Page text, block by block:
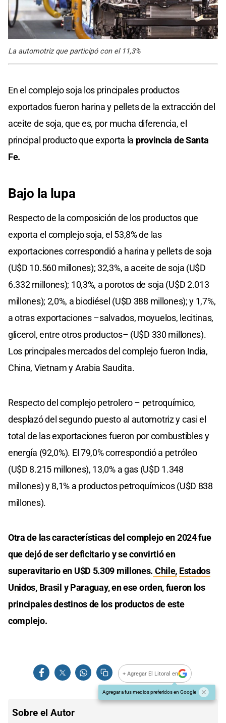
La automotriz que participó con el 11,3%
En el complejo soja los principales productos
exportados fueron harina y pellets de la extracción del
aceite de soja, que es, por mucha diferencia, el
principal producto que exporta la provincia de Santa
Fe.
Bajo la lupa
Respecto de la composición de los productos que
exporta el complejo soja, el 53,8% de las
exportaciones correspondió a harina y pellets de soja
(U$D 10.560 millones); 32,3%, a aceite de soja (U$D
6.332 millones); 10,3%, a porotos de soja (U$D 2.013
millones); 2,0%, a biodiésel (U$D 388 millones); y 1,7%,
a otras exportaciones –salvados, moyuelos, lecitinas,
glicerol, entre otros productos– (U$D 330 millones).
Los principales mercados del complejo fueron India,
China, Vietnam y Arabia Saudita.
Respecto del complejo petrolero – petroquímico,
desplazó del segundo puesto al automotriz y casi el
total de las exportaciones fueron por combustibles y
energía (92,0%). El 79,0% correspondió a petróleo
(U$D 8.215 millones), 13,0% a gas (U$D 1.348
millones) y 8,1% a productos petroquímicos (U$D 838
millones).
Otra de las características del complejo en 2024 fue
que dejó de ser deficitario y se convirtió en
superavitario en U$D 5.309 millones. Chile, Estados
Unidos, Brasil yParaguay,en ese orden, fueron los
principales destinos de los productos de este
complejo.
+ Agregar El Litoral en
Agregar a tus medios preferidos en Google
Sobre el Autor